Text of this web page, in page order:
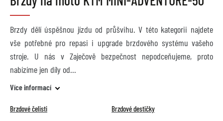
Brzdy dělí úspěšnou jízdu od průšvihu. V této kategorii najdete
vše potřebné pro repasi i upgrade brzdového systému vašeho
stroje. U nás v Zaječově bezpečnost nepodceňujeme, proto
nabízíme jen díly od
Více informací
Brzdové čelisti
Brzdové destičky